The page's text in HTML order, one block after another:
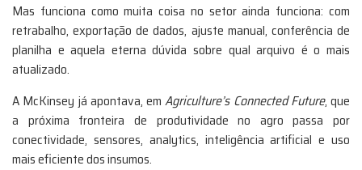
Mas funciona como muita coisa no setor ainda funciona: com
retrabalho, exportação de dados, ajuste manual, conferência de
planilha e aquela eterna dúvida sobre qual arquivo é o mais
atualizado.
A McKinsey já apontava, emAgriculture’s Connected Future, que
a próxima fronteira de produtividade no agro passa por
conectividade, sensores, analytics, inteligência artificial e uso
mais eficiente dos insumos.